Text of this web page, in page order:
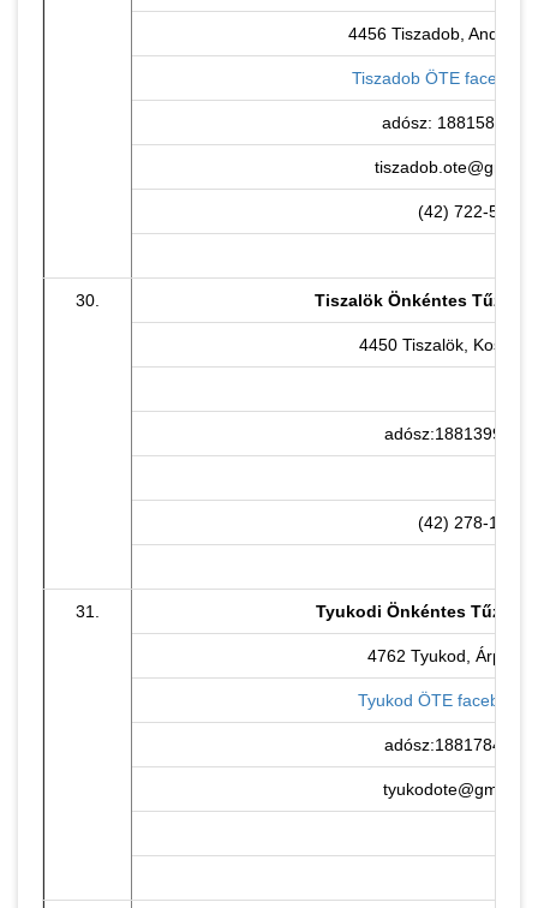
4456 Tiszadob,
Tiszadob ÖTE
adósz: 18815830-
(42) 722-516
30. Tiszalök Önkéntes
4450 Tiszalök,
adósz:18813993-1-
(42) 278-122
31. Tyukodi Önkéntes Tűzoltó
4762 Tyukod, Árpád
Tyukod ÖTE facebook
adósz:18817849-1-